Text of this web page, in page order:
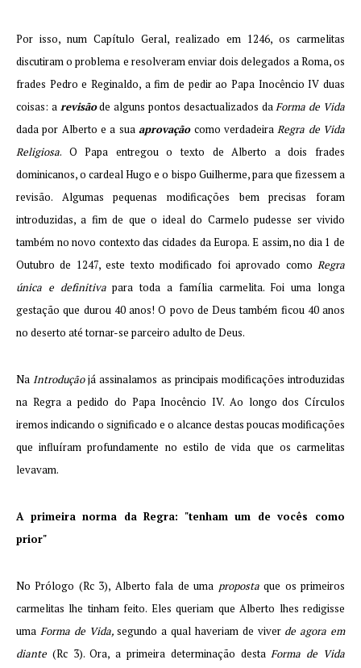
Por isso, num Capítulo Geral, realizado em 1246, os carmelitas
discutiram o problema e resolveram enviar dois delegados a Roma, os
frades Pedro e Reginaldo, a fim de pedir ao Papa Inocêncio IV duas
coisas: a revisãode alguns pontos desactualizados daForma de Vida
dada por Alberto e a suaaprovaçãocomo verdadeiraRegra de Vida
Religiosa. O Papa entregou o texto de Alberto a dois frades
dominicanos, o cardeal Hugo e o bispo Guilherme, para que fizessem a
revisão. Algumas pequenas modificações bem precisas foram
introduzidas, a fim de que o ideal do Carmelo pudesse ser vivido
também no novo contexto das cidades da Europa. E assim, no dia 1 de
Outubro de 1247, este texto modificado foi aprovado como Regra
única e definitivapara toda a família carmelita. Foi uma longa
gestação que durou 40 anos! O povo de Deus também ficou 40 anos
no deserto até tornar-se parceiro adulto de Deus.
NaIntroduçãojá assinalamos as principais modificações introduzidas
na Regra a pedido do Papa Inocêncio IV. Ao longo dos Círculos
iremos indicando o significado e o alcance destas poucas modificações
que influíram profundamente no estilo de vida que os carmelitas
levavam.
A primeira norma da Regra: "tenham um de vocês como
prior"
No Prólogo (Rc 3), Alberto fala de uma propostaque os primeiros
carmelitas lhe tinham feito. Eles queriam que Alberto lhes redigisse
uma Forma de Vida,segundo a qual haveriam de viver de agora em
diante (Rc 3). Ora, a primeira determinação destaForma de Vida